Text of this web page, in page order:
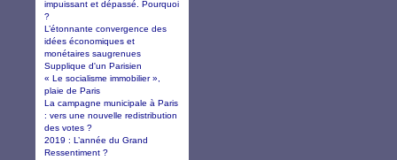
impuissant et dépassé. Pourquoi
?
L’étonnante convergence des
idées économiques et
monétaires saugrenues
Supplique d'un Parisien
« Le socialisme immobilier »,
plaie de Paris
La campagne municipale à Paris
: vers une nouvelle redistribution
des votes ?
2019 : L’année du Grand
Ressentiment ?